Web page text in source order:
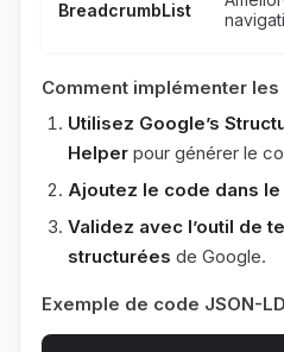
BreadcrumbList
Comment implémenter
Utilisez Google’s
Helper pour générer le
Ajoutez le code dans le
Validez avec l’outil de
structurées de Google.
Exemple de code JSON-